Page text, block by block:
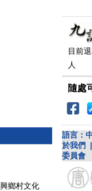
鄉村文化
目前
人
隨處
語言：
於我們
委員會